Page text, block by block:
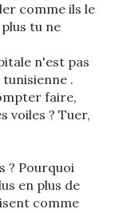
comme ils le
tu ne
n'est pas
.
faire,
voiles ? Tuer,
? Pourquoi
en plus de
comme